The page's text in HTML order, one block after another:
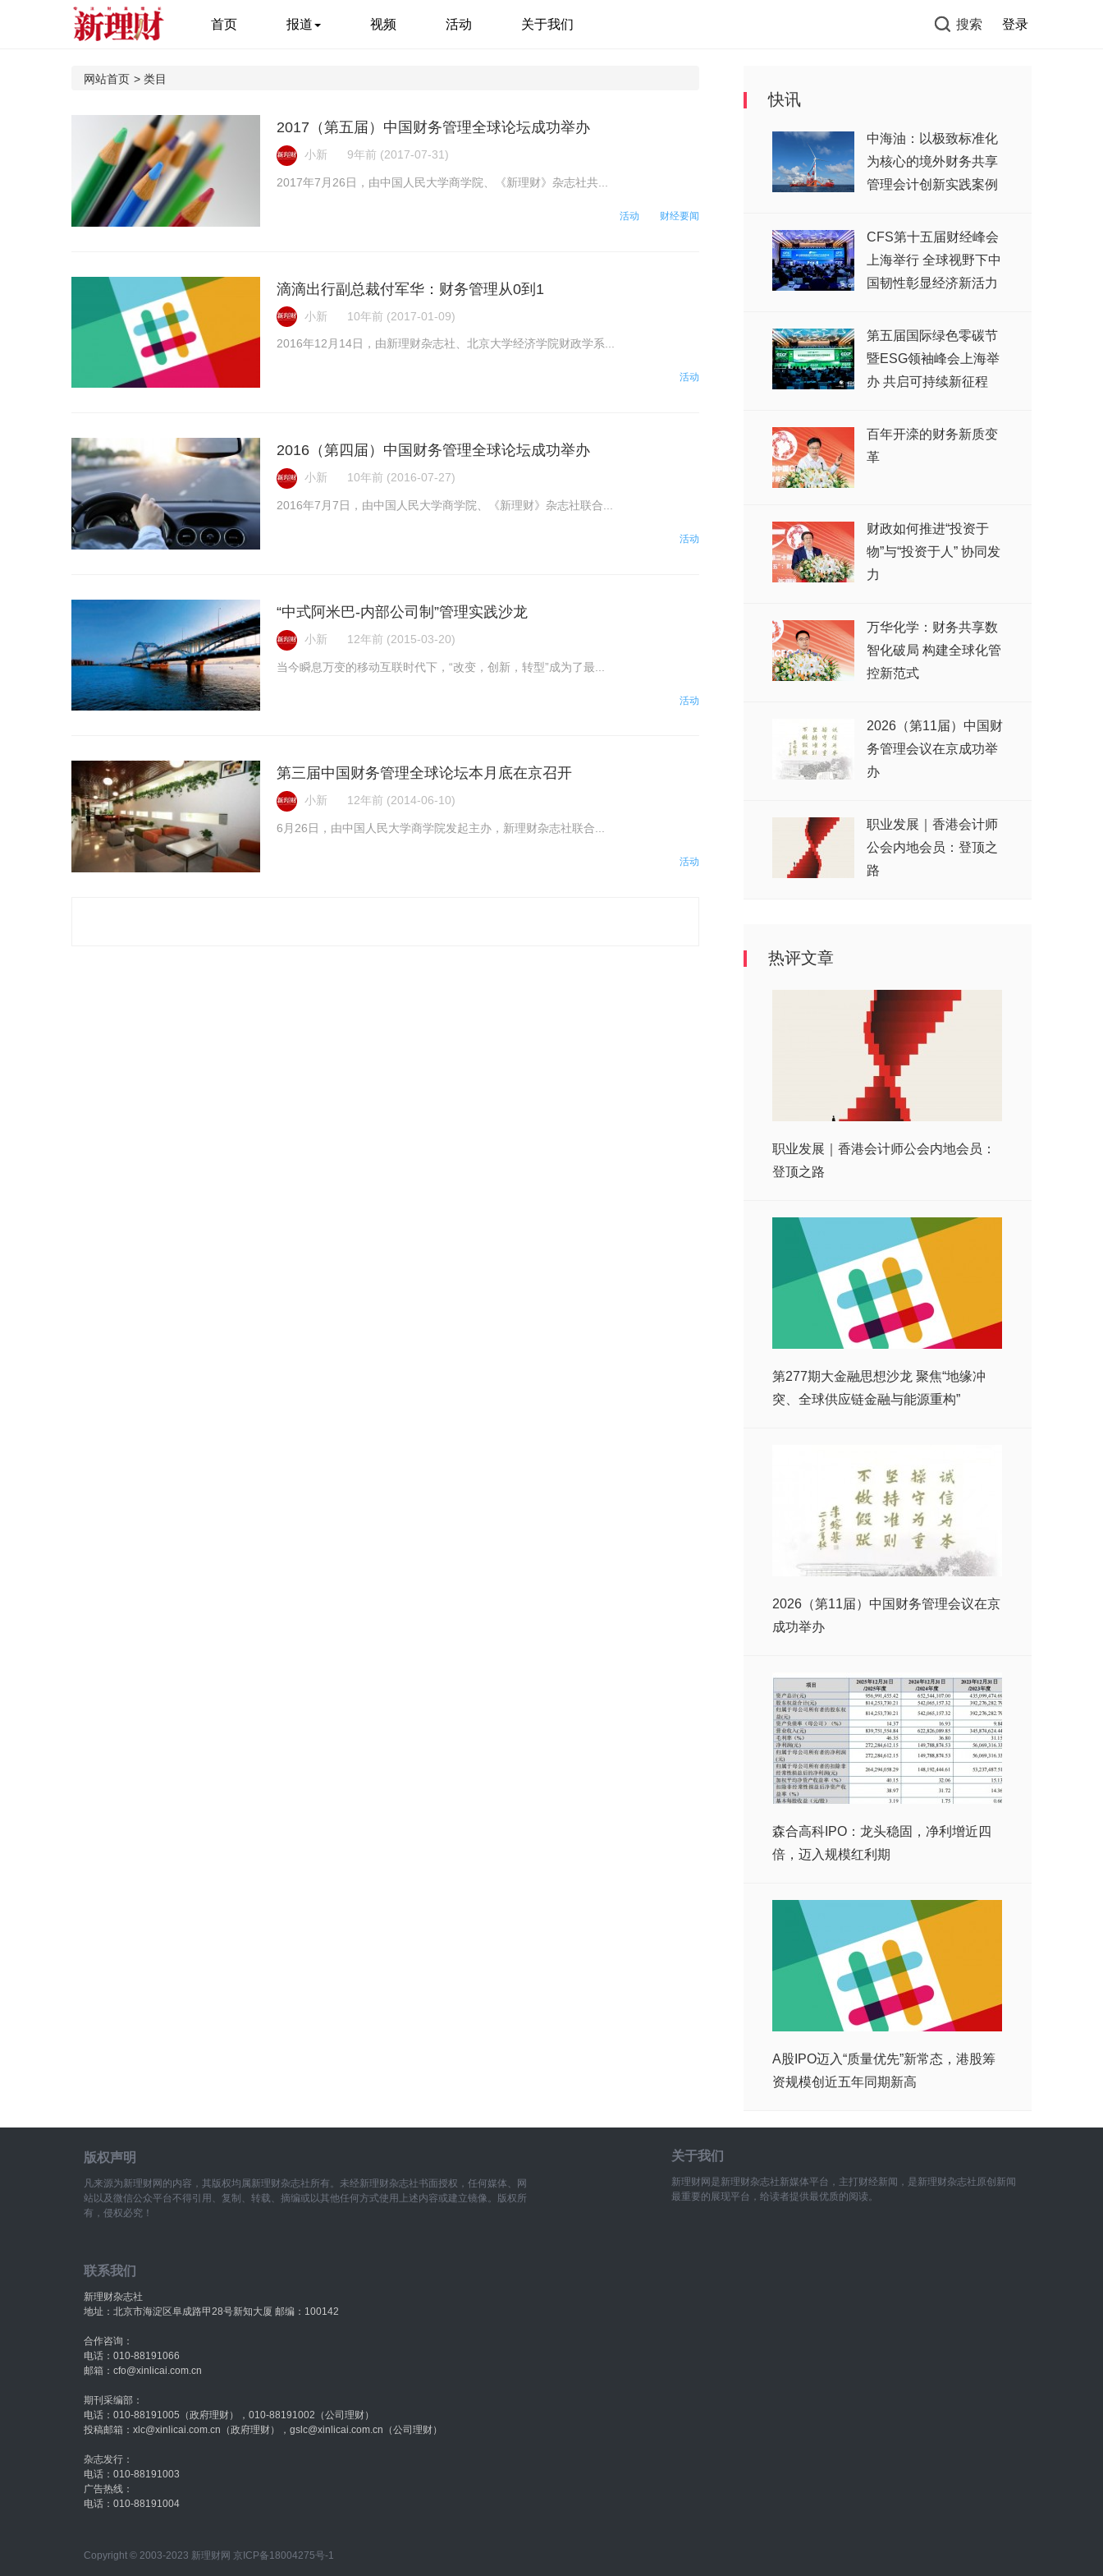
首页 报道 视频 活动 关于我们 搜索 登录
网站首页 > 类目
2017（第五届）中国财务管理全球论坛成功举办
小新 9年前 (2017-07-31)
2017年7月26日，由中国人民大学商学院、《新理财》杂志社共...
活动 财经要闻
滴滴出行副总裁付军华：财务管理从0到1
小新 10年前 (2017-01-09)
2016年12月14日，由新理财杂志社、北京大学经济学院财政学系...
活动
2016（第四届）中国财务管理全球论坛成功举办
小新 10年前 (2016-07-27)
2016年7月7日，由中国人民大学商学院、《新理财》杂志社联合...
活动
“中式阿米巴-内部公司制”管理实践沙龙
小新 12年前 (2015-03-20)
当今瞬息万变的移动互联时代下，“改变，创新，转型”成为了最...
活动
第三届中国财务管理全球论坛本月底在京召开
小新 12年前 (2014-06-10)
6月26日，由中国人民大学商学院发起主办，新理财杂志社联合...
活动
快讯
中海油：以极致标准化
为核心的境外财务共享
管理会计创新实践案例
CFS第十五届财经峰会
上海举行 全球视野下中
国韧性彰显经济新活力
第五届国际绿色零碳节
暨ESG领袖峰会上海举
办 共启可持续新征程
百年开滦的财务新质变
革
财政如何推进“投资于
物”与“投资于人” 协同发
力
万华化学：财务共享数
智化破局 构建全球化管
控新范式
2026（第11届）中国财
务管理会议在京成功举
办
职业发展｜香港会计师
公会内地会员：登顶之
路
热评文章
职业发展｜香港会计师公会内地会员：
登顶之路
第277期大金融思想沙龙 聚焦“地缘冲
突、全球供应链金融与能源重构”
2026（第11届）中国财务管理会议在京
成功举办
森合高科IPO：龙头稳固，净利增近四
倍，迈入规模红利期
A股IPO迈入“质量优先”新常态，港股筹
资规模创近五年同期新高
关于我们
新理财网是新理财杂志社新媒体平台，主打财经新闻，是新理财杂志社原创新闻
最重要的展现平台，给读者提供最优质的阅读。
版权声明
凡来源为新理财网的内容，其版权均属新理财杂志社所有。未经新理财杂志社书面授权，任何媒体、网
站以及微信公众平台不得引用、复制、转载、摘编或以其他任何方式使用上述内容或建立镜像。版权所
有，侵权必究！
联系我们
新理财杂志社
地址：北京市海淀区阜成路甲28号新知大厦 邮编：100142
合作咨询：
电话：010-88191066
邮箱：cfo@xinlicai.com.cn
期刊采编部：
电话：010-88191005（政府理财），010-88191002（公司理财）
投稿邮箱：xlc@xinlicai.com.cn（政府理财），gslc@xinlicai.com.cn（公司理财）
杂志发行：
电话：010-88191003
广告热线：
电话：010-88191004
Copyright © 2003-2023 新理财网 京ICP备18004275号-1